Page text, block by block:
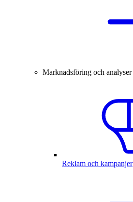
Marknadsföring och analyser
Reklam och kampanjer